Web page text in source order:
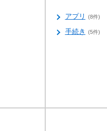
アプリ (8件)
手続き (5件)